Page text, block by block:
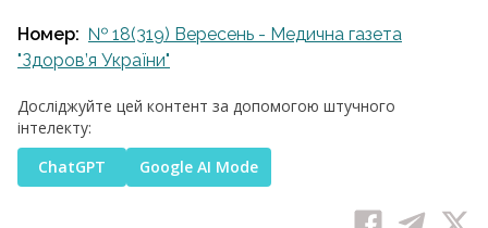
Номер: № 18(319) Вересень - Медична газета
"Здоров’я України"
Досліджуйте цей контент за допомогою штучного
інтелекту:
ChatGPT
Google AI Mode